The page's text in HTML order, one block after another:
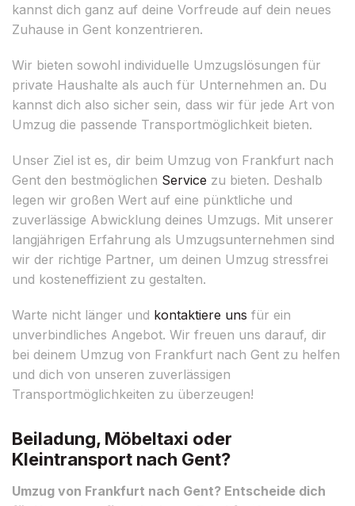
kannst dich ganz auf deine Vorfreude auf dein neues
Zuhause in Gent konzentrieren.
Wir bieten sowohl individuelle Umzugslösungen für
private Haushalte als auch für Unternehmen an. Du
kannst dich also sicher sein, dass wir für jede Art von
Umzug die passende Transportmöglichkeit bieten.
Unser Ziel ist es, dir beim Umzug von Frankfurt nach
Gent den bestmöglichen Service zu bieten. Deshalb
legen wir großen Wert auf eine pünktliche und
zuverlässige Abwicklung deines Umzugs. Mit unserer
langjährigen Erfahrung als Umzugsunternehmen sind
wir der richtige Partner, um deinen Umzug stressfrei
und kosteneffizient zu gestalten.
Warte nicht länger und kontaktiere uns für ein
unverbindliches Angebot. Wir freuen uns darauf, dir
bei deinem Umzug von Frankfurt nach Gent zu helfen
und dich von unseren zuverlässigen
Transportmöglichkeiten zu überzeugen!
Beiladung, Möbeltaxi oder
Kleintransport nach Gent?
Umzug von Frankfurt nach Gent? Entscheide dich